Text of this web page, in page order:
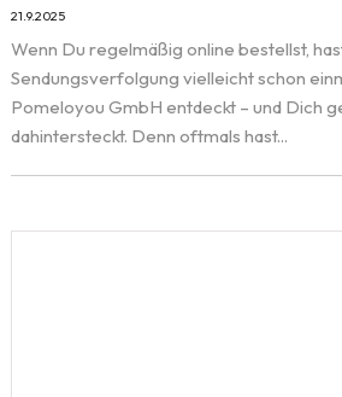
21.9.2025
Wenn Du regelmäßig online bestellst,
Sendungsverfolgung vielleicht schon
Pomeloyou GmbH entdeckt – und Dich
dahintersteckt. Denn oftmals hast...